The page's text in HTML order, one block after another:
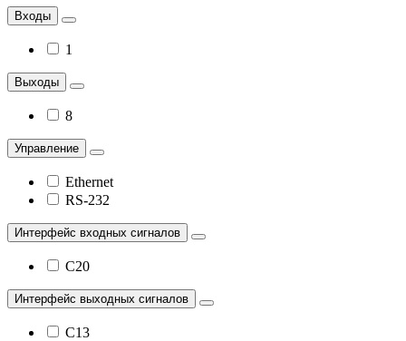
Входы
1
Выходы
8
Управление
Ethernet
RS-232
Интерфейс входных сигналов
C20
Интерфейс выходных сигналов
C13